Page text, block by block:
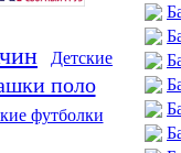
Детские
поло
футболки